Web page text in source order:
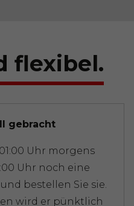
flexibel.
gebracht
Uhr morgens
Uhr noch eine
bestellen Sie sie.
wird er pünktlich